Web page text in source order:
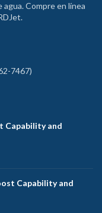
Compre en línea
7467)
Capability and
Capability and